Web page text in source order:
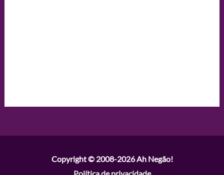
Copyright © 2008-2026Ah Negão!